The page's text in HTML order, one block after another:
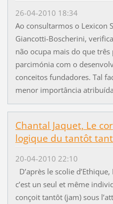
26-04-2010 18:34
Ao consultarmos o Lexicon
Giancotti-Boscherini,
não ocupa mais do que
parcimónia com o
conceitos fundadores. Tal
menor importância
Chantal Jaquet, Le
logique du tantôt
20-04-2010 22:10
D’après le scolie
c’est un seul et même
conçoit tantôt (jam) sous